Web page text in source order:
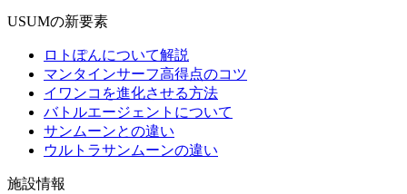
USUMの新要素
ロトぽんについて解説
マンタインサーフ高得点のコツ
イワンコを進化させる方法
バトルエージェントについて
サンムーンとの違い
ウルトラサンムーンの違い
施設情報